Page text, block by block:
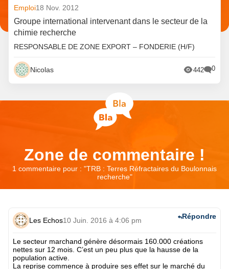
Emploi18 Nov. 2012
Groupe international intervenant dans le secteur de la
chimie recherche
RESPONSABLE DE ZONE EXPORT – FONDERIE (H/F)
Nicolas 442 0
Zone de commentaire !
1 commentaire pour : "TRB : Terres Réfractaires du Boulonnais
recherche"
Les Echos10 Juin. 2016 à 4:06 pm
Le secteur marchand génère désormais 160.000 créations
nettes sur 12 mois. C’est un peu plus que la hausse de la
population active.
La reprise commence à produire ses effet sur le marché du
Répondre